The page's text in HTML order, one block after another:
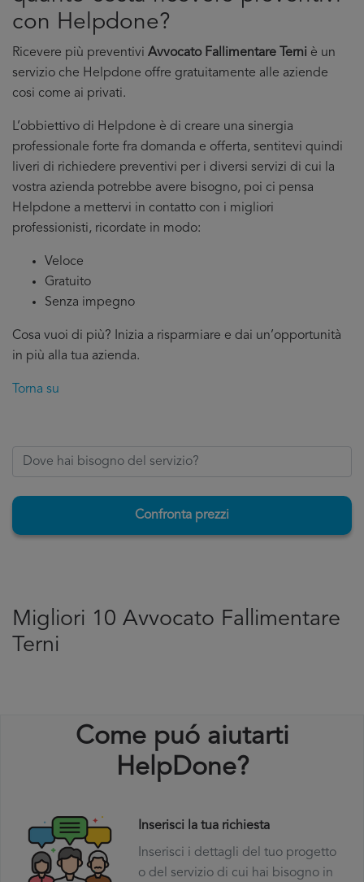
con Helpdone?
Ricevere più preventivi Avvocato Fallimentare Terni è un
servizio che Helpdone offre gratuitamente alle aziende
cosi come ai privati.
L’obbiettivo di Helpdone è di creare una sinergia
professionale forte fra domanda e offerta, sentitevi quindi
liveri di richiedere preventivi per i diversi servizi di cui la
vostra azienda potrebbe avere bisogno, poi ci pensa
Helpdone a mettervi in contatto con i migliori
professionisti, ricordate in modo:
Veloce
Gratuito
Senza impegno
Cosa vuoi di più? Inizia a risparmiare e dai un’opportunità
in più alla tua azienda.
Torna su
Confronta prezzi
Migliori 10 Avvocato Fallimentare
Terni
Come puó aiutarti
HelpDone?
Inserisci la tua richiesta
Inserisci i dettagli del tuo progetto
o del servizio di cui hai bisogno in